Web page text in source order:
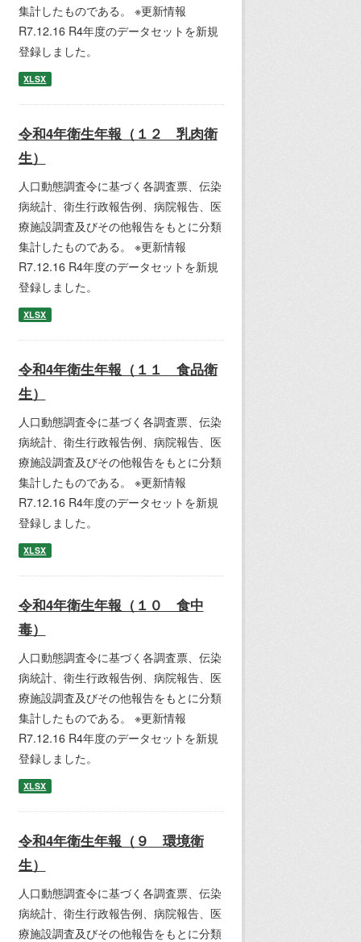
集計したものである。 ※更新情報
R7.12.16 R4年度のデータセットを新規
登録しました。
XLSX
令和4年衛生年報（１２ 乳肉衛
生）
人口動態調査令に基づく各調査票、伝染
病統計、衛生行政報告例、病院報告、医
療施設調査及びその他報告をもとに分類
集計したものである。 ※更新情報
R7.12.16 R4年度のデータセットを新規
登録しました。
XLSX
令和4年衛生年報（１１ 食品衛
生）
人口動態調査令に基づく各調査票、伝染
病統計、衛生行政報告例、病院報告、医
療施設調査及びその他報告をもとに分類
集計したものである。 ※更新情報
R7.12.16 R4年度のデータセットを新規
登録しました。
XLSX
令和4年衛生年報（１０ 食中
毒）
人口動態調査令に基づく各調査票、伝染
病統計、衛生行政報告例、病院報告、医
療施設調査及びその他報告をもとに分類
集計したものである。 ※更新情報
R7.12.16 R4年度のデータセットを新規
登録しました。
XLSX
令和4年衛生年報（９ 環境衛
生）
人口動態調査令に基づく各調査票、伝染
病統計、衛生行政報告例、病院報告、医
療施設調査及びその他報告をもとに分類